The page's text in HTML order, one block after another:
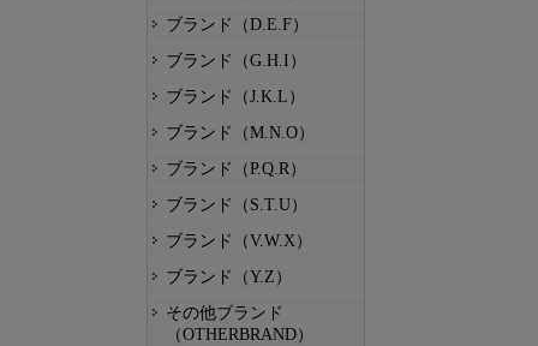
ブランド（D.E.F）
ブランド（G.H.I）
ブランド（J.K.L）
ブランド（M.N.O）
ブランド（P.Q.R）
ブランド（S.T.U）
ブランド（V.W.X）
ブランド（Y.Z）
その他ブランド
（OTHERBRAND）